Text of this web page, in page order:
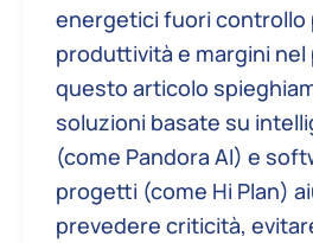
energetici fuori controllo
produttività e margini nel
questo articolo
soluzioni basate su
(come Pandora AI) e
progetti (come Hi Plan)
prevedere criticità,